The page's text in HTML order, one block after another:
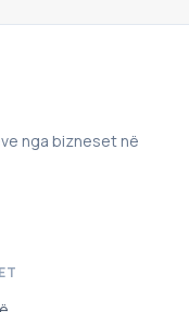
nga bizneset në